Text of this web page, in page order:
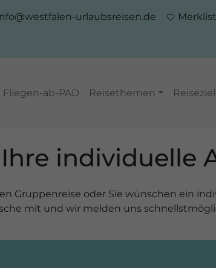
urlaubsreisen.de
Fliegen-ab-PAD Reisethemen
Ihre individuelle
Gruppenreise oder Sie wünschen ein
mit und wir melden uns